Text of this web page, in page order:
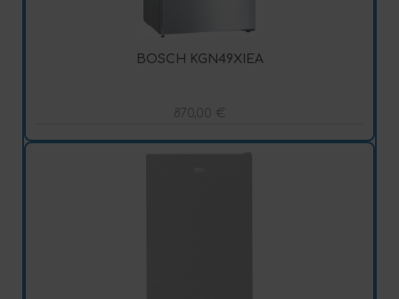
BOSCH KGN49XIEA
870,00 €